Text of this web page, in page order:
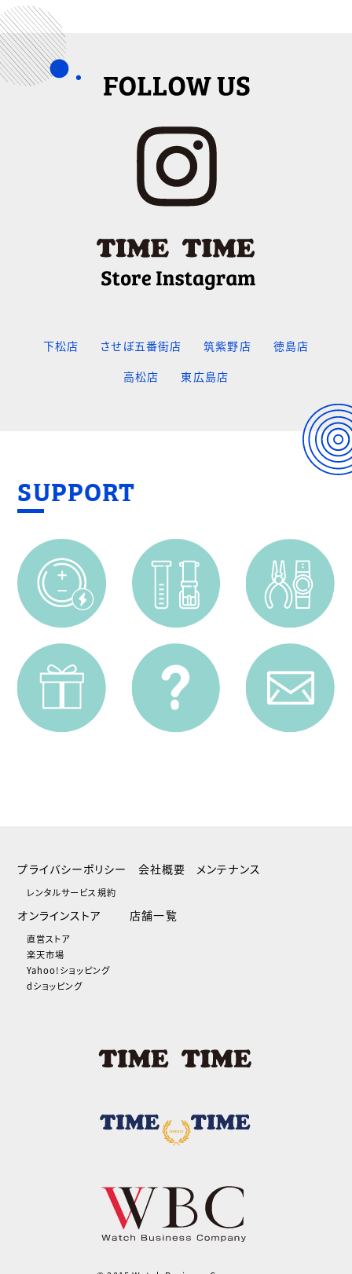
下松店 させぼ五番街店 筑紫野店
徳島店
高松店
東広島店
SUPPORT
プライバシーポリシー
レンタルサービス規約
会社概要 メンテナンス
オンラインストア
直営ストア
楽天市場
Yahoo!ショッピング
dショッピング
店舗一覧